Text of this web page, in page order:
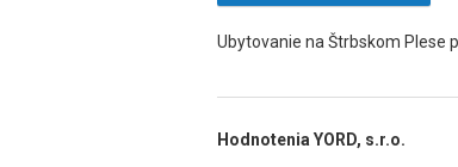
Ubytovanie na Štrbskom Plese
Hodnotenia YORD, s.r.o.